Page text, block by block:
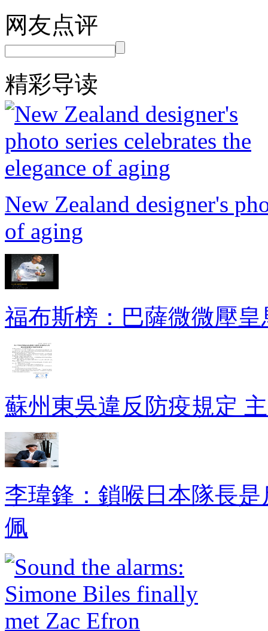
网友点评
精彩导读
New Zealand designer's
of aging
福布斯榜：巴薩微微壓
蘇州東吳違反防疫規定
李瑋鋒：鎖喉日本隊
佩